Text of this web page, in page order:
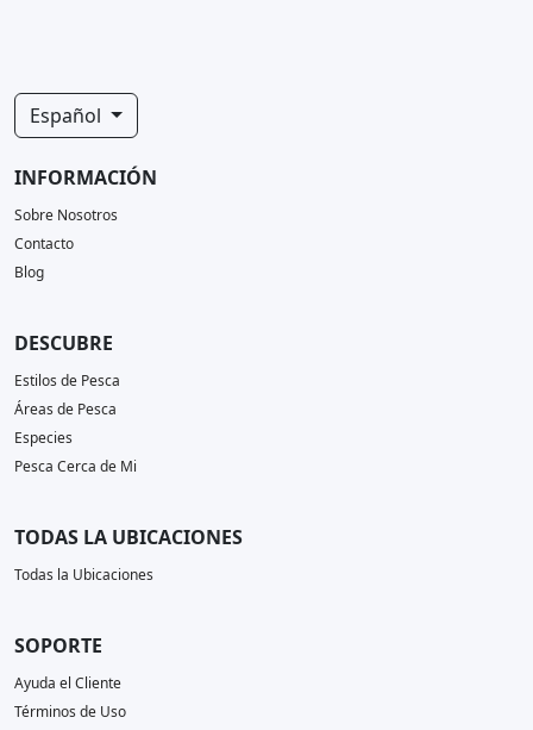
Español
INFORMACIÓN
Sobre Nosotros
Contacto
Blog
DESCUBRE
Estilos de Pesca
Áreas de Pesca
Especies
Pesca Cerca de Mi
TODAS LA UBICACIONES
Todas la Ubicaciones
SOPORTE
Ayuda el Cliente
Términos de Uso